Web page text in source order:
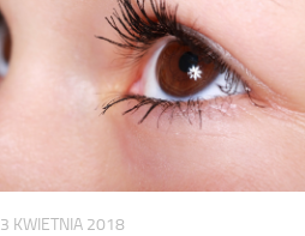
3 KWIETNIA 2018